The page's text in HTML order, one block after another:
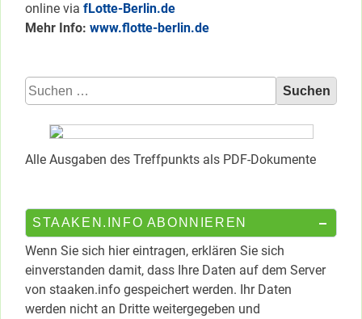
online via fLotte-Berlin.de
Mehr Info: www.flotte-berlin.de
Suchen
nach:
Alle Ausgaben des Treffpunkts als PDF-Dokumente
STAAKEN.INFO ABONNIEREN
Wenn Sie sich hier eintragen, erklären Sie sich
einverstanden damit, dass Ihre Daten auf dem Server
von staaken.info gespeichert werden. Ihr Daten
werden nicht an Dritte weitergegeben und